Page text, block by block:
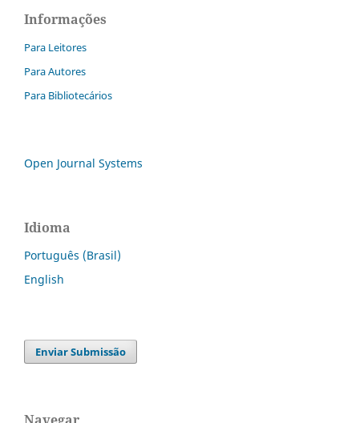
Informações
Para Leitores
Para Autores
Para Bibliotecários
Open Journal Systems
Idioma
Português (Brasil)
English
Enviar Submissão